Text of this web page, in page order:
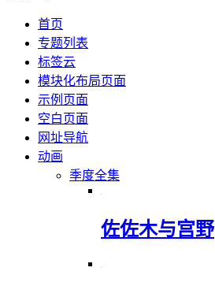
首页
专题列表
标签云
模块化布局页面
示例页面
空白页面
网址导航
动画
季度全集
佐佐木与宫野